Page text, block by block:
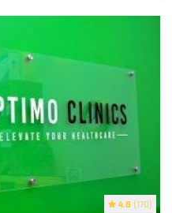
4.8 (170)